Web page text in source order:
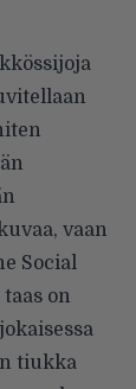
vaan
Social
on
tiukka